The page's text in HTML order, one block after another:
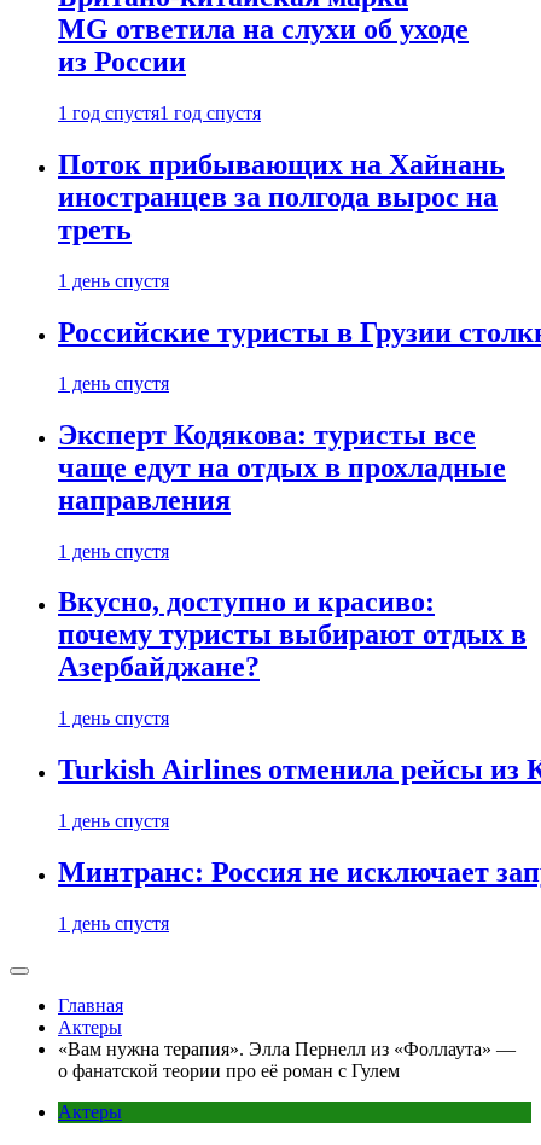
MG ответила на слухи об уходе
из России
1 год спустя1 год спустя
Поток прибывающих на Хайнань
иностранцев за полгода вырос на
треть
1 день спустя
Российские туристы в Грузии
1 день спустя
Эксперт Кодякова: туристы все
чаще едут на отдых в прохладные
направления
1 день спустя
Вкусно, доступно и красиво:
почему туристы выбирают отдых в
Азербайджане?
1 день спустя
Turkish Airlines отменила рейсы из
1 день спустя
Минтранс: Россия не исключает
1 день спустя
Главная
Актеры
«Вам нужна терапия». Элла Пернелл из «Фоллаута» —
о фанатской теории про её роман с Гулем
Актеры